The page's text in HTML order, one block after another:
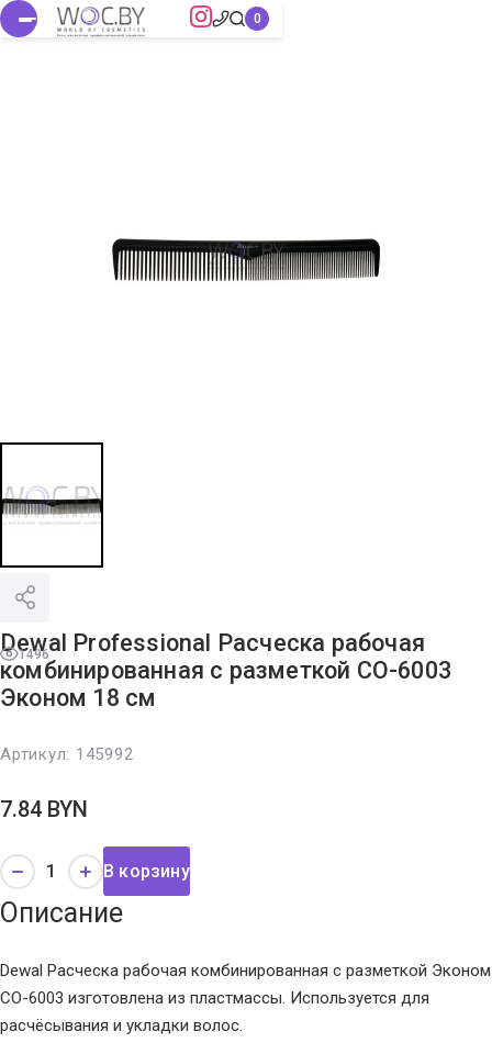
1496
Dewal Professional Расческа рабочая
комбинированная с разметкой CO-6003
Эконом 18 см
Артикул: 145992
7.84 BYN
В корзину
Описание
Dewal Расческа рабочая комбинированная с разметкой Эконом
CO-6003 изготовлена из пластмассы. Используется для
расчёсывания и укладки волос.